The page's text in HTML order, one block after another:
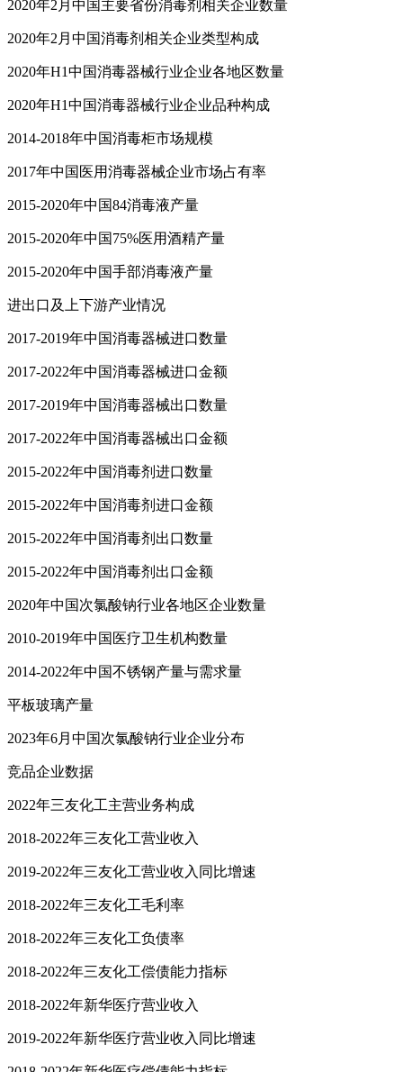
2020年2月中国主要省份消毒剂相关企业数量
2020年2月中国消毒剂相关企业类型构成
2020年H1中国消毒器械行业企业各地区数量
2020年H1中国消毒器械行业企业品种构成
2014-2018年中国消毒柜市场规模
2017年中国医用消毒器械企业市场占有率
2015-2020年中国84消毒液产量
2015-2020年中国75%医用酒精产量
2015-2020年中国手部消毒液产量
进出口及上下游产业情况
2017-2019年中国消毒器械进口数量
2017-2022年中国消毒器械进口金额
2017-2019年中国消毒器械出口数量
2017-2022年中国消毒器械出口金额
2015-2022年中国消毒剂进口数量
2015-2022年中国消毒剂进口金额
2015-2022年中国消毒剂出口数量
2015-2022年中国消毒剂出口金额
2020年中国次氯酸钠行业各地区企业数量
2010-2019年中国医疗卫生机构数量
2014-2022年中国不锈钢产量与需求量
平板玻璃产量
2023年6月中国次氯酸钠行业企业分布
竞品企业数据
2022年三友化工主营业务构成
2018-2022年三友化工营业收入
2019-2022年三友化工营业收入同比增速
2018-2022年三友化工毛利率
2018-2022年三友化工负债率
2018-2022年三友化工偿债能力指标
2018-2022年新华医疗营业收入
2019-2022年新华医疗营业收入同比增速